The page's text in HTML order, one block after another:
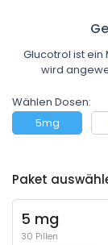
Glucotrol ist
wird
Wählen Dosen:
5mg
Paket
5 mg
30 Pillen